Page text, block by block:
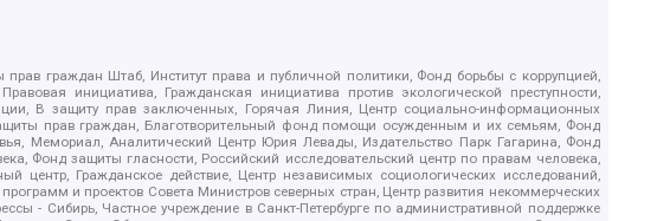
граждан Штаб, Институт права и публичной политики, Фонд борьбы с коррупцией,
инициатива, Гражданская инициатива против экологической преступности,
В защиту прав заключенных, Горячая Линия, Центр социально-информационных
прав граждан, Благотворительный фонд помощи осужденным и их семьям, Фонд
Мемориал, Аналитический Центр Юрия Левады, Издательство Парк Гагарина, Фонд
Фонд защиты гласности, Российский исследовательский центр по правам человека,
центр, Гражданское действие, Центр независимых социологических исследований,
и проектов Совета Министров северных стран, Центр развития некоммерческих
- Сибирь, Частное учреждение в Санкт-Петербурге по административной поддержке